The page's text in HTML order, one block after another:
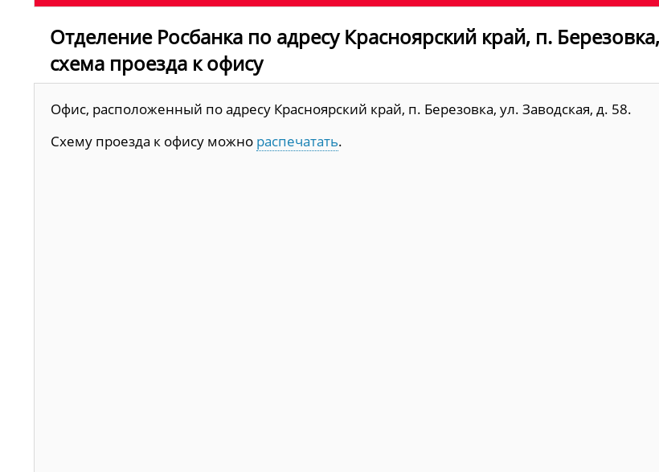
Отделение Росбанка по адресу Красноярский край, п.
схема проезда к офису
Офис, расположенный по адресу Красноярский край, п. Березовка, ул. Заводская, д. 58.
Схему проезда к офису можно распечатать.